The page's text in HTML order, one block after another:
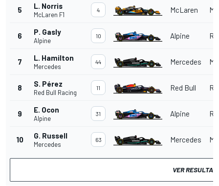
5 L. Norris
McLaren F1
4 McLaren
6 P. Gasly
Alpine
10 Alpine
7 L. Hamilton
Mercedes
44 Mercedes
8 S. Pérez
Red Bull Racing
11 Red Bull
9 E. Ocon
Alpine
31 Alpine
10 G. Russell
Mercedes
63 Mercedes
VER